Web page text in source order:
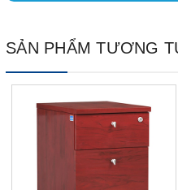
SẢN PHẨM TƯƠNG